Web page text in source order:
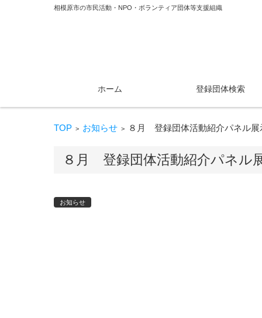
相模原市の市民活動・NPO・ボランティア団体等支援組織
ホーム 登録団体検索
TOP > お知らせ > ８月 登録団体活動紹介パネル展
８月 登録団体活動紹介パネル
お知らせ